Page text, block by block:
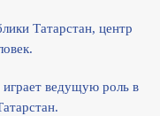
Татарстан, центр
ведущую роль в